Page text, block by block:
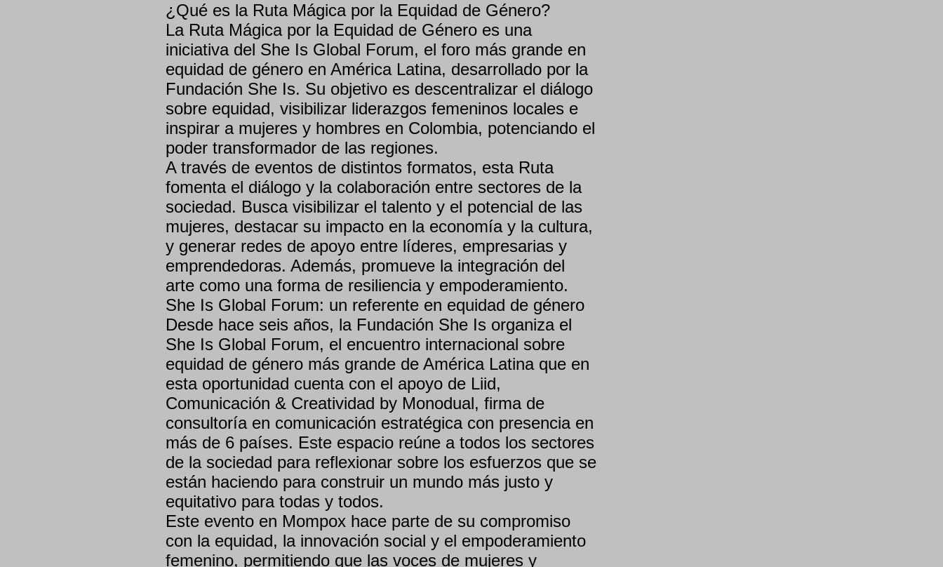
¿Qué es la Ruta Mágica por la Equidad de Género?
La Ruta Mágica por la Equidad de Género es una
iniciativa del She Is Global Forum, el foro más grande en
equidad de género en América Latina, desarrollado por la
Fundación She Is. Su objetivo es descentralizar el diálogo
sobre equidad, visibilizar liderazgos femeninos locales e
inspirar a mujeres y hombres en Colombia, potenciando el
poder transformador de las regiones.
A través de eventos de distintos formatos, esta Ruta
fomenta el diálogo y la colaboración entre sectores de la
sociedad. Busca visibilizar el talento y el potencial de las
mujeres, destacar su impacto en la economía y la cultura,
y generar redes de apoyo entre líderes, empresarias y
emprendedoras. Además, promueve la integración del
arte como una forma de resiliencia y empoderamiento.
She Is Global Forum: un referente en equidad de género
Desde hace seis años, la Fundación She Is organiza el
She Is Global Forum, el encuentro internacional sobre
equidad de género más grande de América Latina que en
esta oportunidad cuenta con el apoyo de Liid,
Comunicación & Creatividad by Monodual, firma de
consultoría en comunicación estratégica con presencia en
más de 6 países. Este espacio reúne a todos los sectores
de la sociedad para reflexionar sobre los esfuerzos que se
están haciendo para construir un mundo más justo y
equitativo para todas y todos.
Este evento en Mompox hace parte de su compromiso
con la equidad, la innovación social y el empoderamiento
femenino, permitiendo que las voces de mujeres y